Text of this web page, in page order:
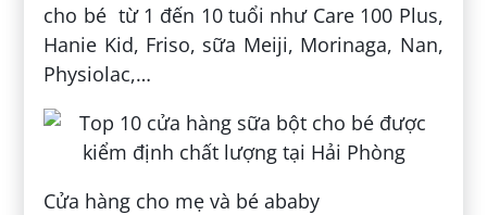
cho bé từ 1 đến 10 tuổi như Care 100 Plus,
Hanie Kid, Friso, sữa Meiji, Morinaga, Nan,
Physiolac,…
Cửa hàng cho mẹ và bé ababy